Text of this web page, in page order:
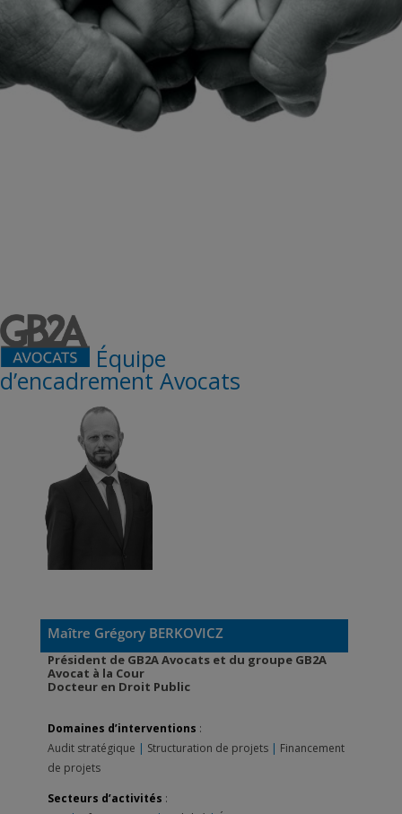
Équipe
d’encadrement Avocats
Maître Grégory BERKOVICZ
Président de GB2A Avocats et du groupe GB2A
Avocat à la Cour
Docteur en Droit Public
Domaines d’interventions :
Audit stratégique | Structuration de projets | Financement
de projets
Secteurs d’activités :